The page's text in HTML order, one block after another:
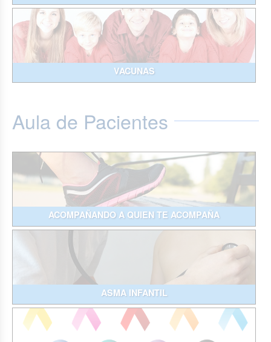
VACUNAS
Aula de Pacientes
ACOMPAÑANDO A QUIEN TE ACOMPAÑA
ASMA INFANTIL